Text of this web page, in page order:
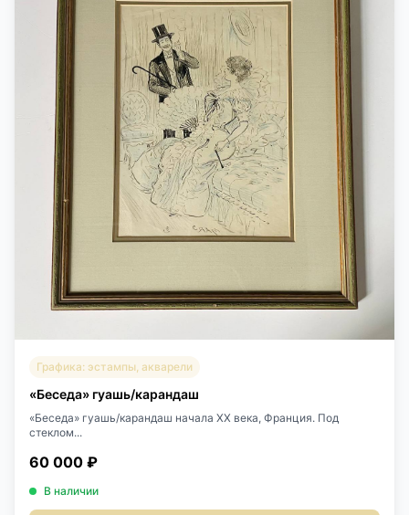
Графика: эстампы, акварели
«Беседа» гуашь/карандаш
«Беседа» гуашь/карандаш начала XX века, Франция. Под
стеклом...
60 000 ₽
В наличии